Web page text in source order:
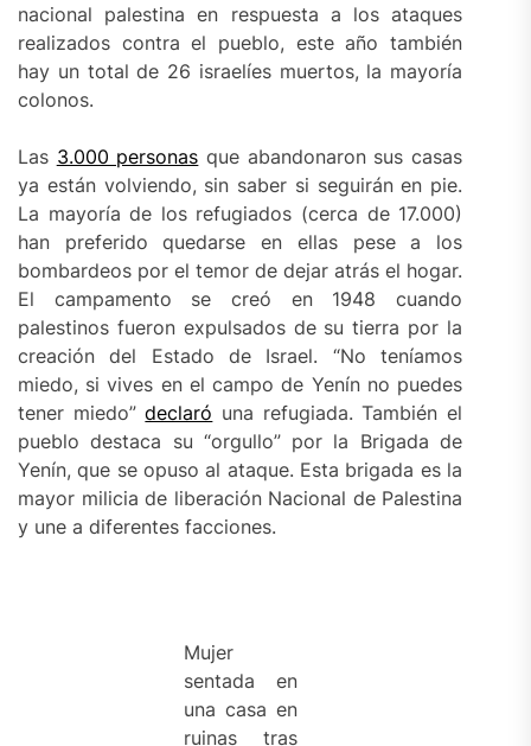
nacional palestina en respuesta a los ataques
realizados contra el pueblo, este año también
hay un total de 26 israelíes muertos, la mayoría
colonos.
Las 3.000 personas que abandonaron sus casas
ya están volviendo, sin saber si seguirán en pie.
La mayoría de los refugiados (cerca de 17.000)
han preferido quedarse en ellas pese a los
bombardeos por el temor de dejar atrás el hogar.
El campamento se creó en 1948 cuando
palestinos fueron expulsados de su tierra por la
creación del Estado de Israel. “No teníamos
miedo, si vives en el campo de Yenín no puedes
tener miedo”declaró una refugiada. También el
pueblo destaca su “orgullo” por la Brigada de
Yenín, que se opuso al ataque. Esta brigada es la
mayor milicia de liberación Nacional de Palestina
y une a diferentes facciones.
Mujer
sentada en
una casa en
ruinas tras